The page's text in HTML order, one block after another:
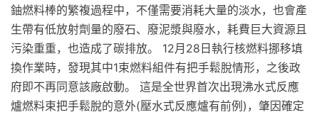
鈾燃料棒的繁複過程中，不僅需要消耗大量的淡水，也會產
生帶有低放射劑量的廢石、廢泥漿與廢水，耗費巨大資源且
污染重重，也造成了碳排放。 12月28日執行核燃料挪移填
換作業時，發現其中1束燃料組件有把手鬆脫情形，之後政
府即不再同意該廠啟動。 這是全世界首次出現沸水式反應
爐燃料束把手鬆脫的意外(壓水式反應爐有前例)，肇因確定